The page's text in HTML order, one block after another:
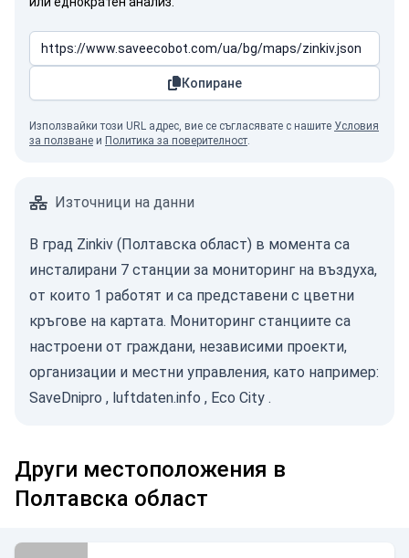
Копиране
Използвайки този URL адрес, вие се съгласявате с нашите Условия
за ползване и Политика за поверителност.
Източници на данни
В град Zinkiv (Полтавска област) в момента са
инсталирани 7 станции за мониторинг на въздуха,
от които 1 работят и са представени с цветни
кръгове на картата. Мониторинг станциите са
настроени от граждани, независими проекти,
организации и местни управления, като например:
SaveDnipro , luftdaten.info , Eco City .
Други местоположения в
Полтавска област